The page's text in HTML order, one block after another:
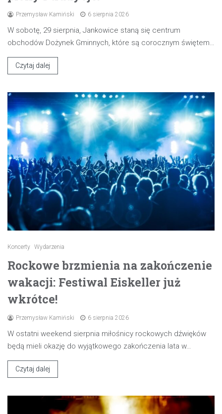
Przemysław Kamiński 6 sierpnia 2026
W sobotę, 29 sierpnia, Jankowice staną się centrum
obchodów Dożynek Gminnych, które są corocznym świętem…
Czytaj dalej
Koncerty Wydarzenia
Rockowe brzmienia na zakończenie
wakacji: Festiwal Eiskeller już
wkrótce!
Przemysław Kamiński 6 sierpnia 2026
W ostatni weekend sierpnia miłośnicy rockowych dźwięków
będą mieli okazję do wyjątkowego zakończenia lata w…
Czytaj dalej